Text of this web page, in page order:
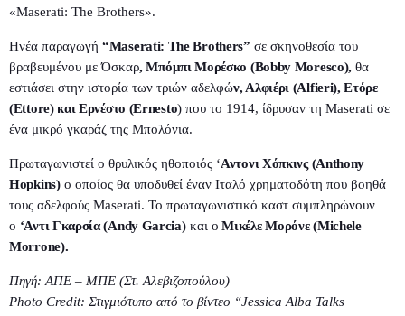
«Maserati: The Brothers».
Ηνέα παραγωγή “Maserati: The Brothers” σε σκηνοθεσία του
βραβευμένου με Όσκαρ, Μπόμπι Μορέσκο (Bobby Moresco), θα
εστιάσει στην ιστορία των τριών αδελφών, Αλφιέρι (Alfieri), Ετόρε
(Ettore) και Ερνέστο (Ernesto) που το 1914, ίδρυσαν τη Maserati σε
ένα μικρό γκαράζ της Μπολόνια.
Πρωταγωνιστεί ο θρυλικός ηθοποιός ‘Αντονι Χόπκινς (Anthony
Hopkins)ο οποίος θα υποδυθεί έναν Ιταλό χρηματοδότη που βοηθά
τους αδελφούς Maserati. Το πρωταγωνιστικό καστ συμπληρώνουν
ο ‘Αντι Γκαρσία (Andy Garcia)και ο Μικέλε Μορόνε (Michele
Morrone).
Πηγή: ΑΠΕ – ΜΠΕ (Στ. Αλεβιζοπούλου)
Photo Credit: Στιγμιότυπο από το βίντεο “Jessica Alba Talks